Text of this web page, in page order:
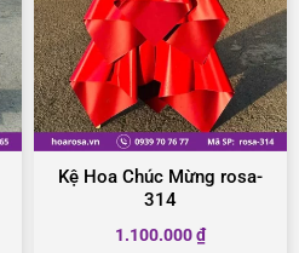
Kệ Hoa Chúc Mừng rosa-
314
1.100.000₫